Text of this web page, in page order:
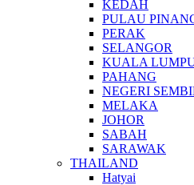
KEDAH
PULAU
PERAK
SELANGOR
KUALA
PAHANG
NEGERI
MELAKA
JOHOR
SABAH
SARAWAK
THAILAND
Hatyai